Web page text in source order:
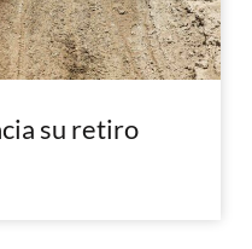
su retiro